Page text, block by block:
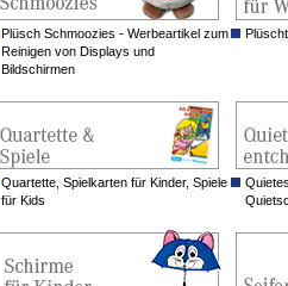
Plüsch Schmoozies - Werbeartikel zum
Reinigen von Displays und
Bildschirmen
Quartette, Spielkarten für Kinder, Spiele
für Kids